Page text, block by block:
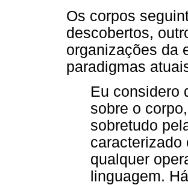
Os corpos
descobertos,
organizações da
paradigmas
Eu considero
sobre o
sobretudo
caracterizado
qualquer
linguagem.